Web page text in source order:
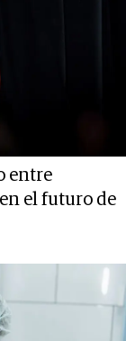
entre
el futuro de